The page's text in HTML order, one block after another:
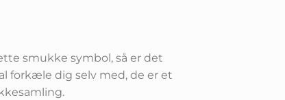
smukke symbol, så er det
forkæle dig selv med, de er et